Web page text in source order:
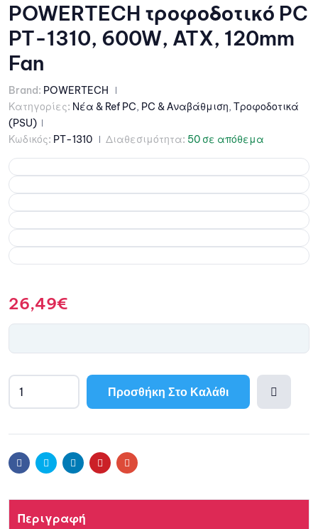
POWERTECH τροφοδοτικό PC
PT-1310, 600W, ATX, 120mm
Fan
Brand: POWERTECH
Κατηγορίες: Νέα & Ref PC, PC & Αναβάθμιση, Τροφοδοτικά
(PSU)
Κωδικός: PT-1310 Διαθεσιμότητα: 50 σε απόθεμα
26,49€
Προσθήκη Στο Καλάθι
FacebookTwitter LinkedinPinterestEmail
Περιγραφή